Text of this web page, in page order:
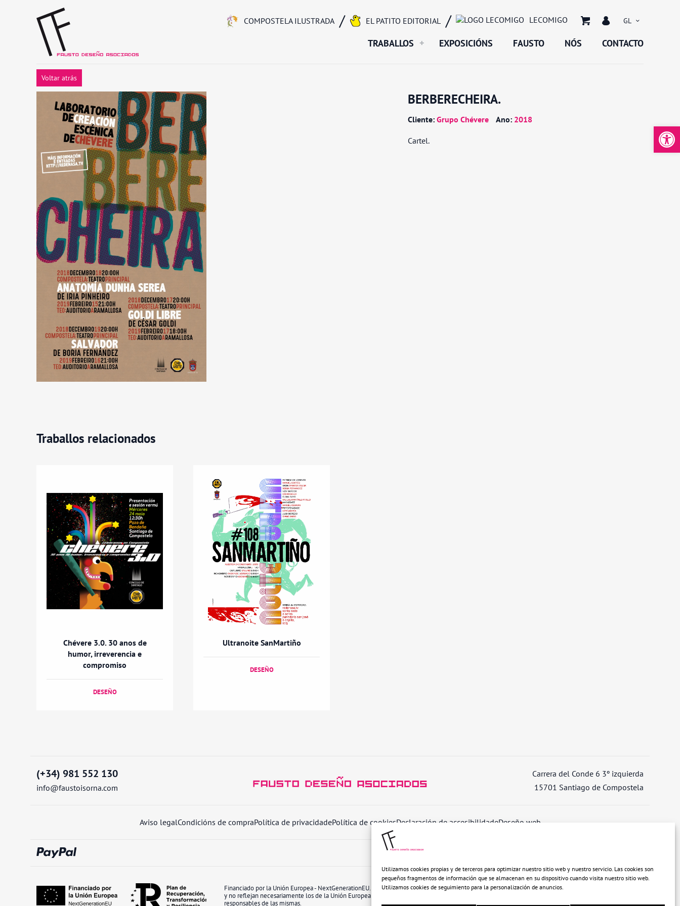
Utilizamos cookies propias y de terceros para optimizar nuestro sitio web y nuestro servicio. Las cookies son
pequeños fragmentos de información que se almacenan en su dispositivo cuando visita nuestro sitio web.
Utilizamos cookies de seguimiento para la personalización de anuncios.
Abrir
COMPOSTELA ILUSTRADA EL PATITO EDITORIAL LECOMIGO GL
TRABALLOS EXPOSICIÓNS FAUSTO NÓS CONTACTO
Voltar atrás
BERBERECHEIRA.
Cliente: Grupo Chévere Ano: 2018
Cartel.
Traballos relacionados
Chévere 3.0. 30 anos de
humor, irreverencia e
compromiso
DESEÑO
Ultranoite SanMartiño
DESEÑO
(+34) 981 552 130
info@faustoisorna.com
Carrera del Conde 6 3º izquierda
15701 Santiago de Compostela
Aviso legalCondicións de compraPolítica de privacidadePolítica de cookiesDeclaración de accesibilidadeDeseño web
Financiado por la Unión Europea - NextGenerationEU. Sin embargo, los puntos de vista y las opiniones expresadas son únicamente los del autor o autores
y no reflejan necesariamente los de la Unión Europea o la Comisión Europea. Ni la Unión Europea ni la Comisión Europea pueden ser consideradas
responsables de las mismas.